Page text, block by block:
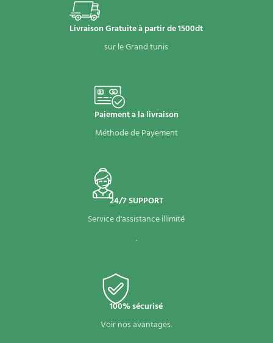
Livraison Gratuite à partir de 1500dt
sur le Grand tunis
Paiement a la livraison
Méthode de Payement
24/7 SUPPORT
Service d'assistance illimité
.
100% sécurisé
Voir nos avantages.